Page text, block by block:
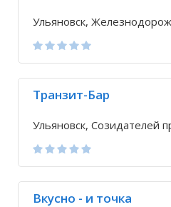
Ульяновск,
Транзит-Бар
Ульяновск, Созидателей
Вкусно - и точка